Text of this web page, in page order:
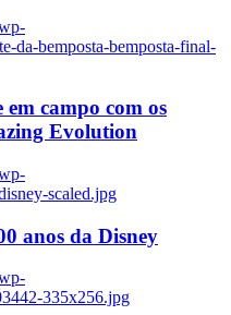
da-bemposta-bemposta-final-
campo com os
Evolution
scaled.jpg
anos da Disney
335x256.jpg